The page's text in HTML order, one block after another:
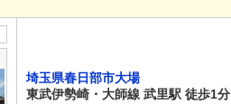
埼玉県春日部市大場
東武伊勢崎・大師線 武里駅 徒歩1分